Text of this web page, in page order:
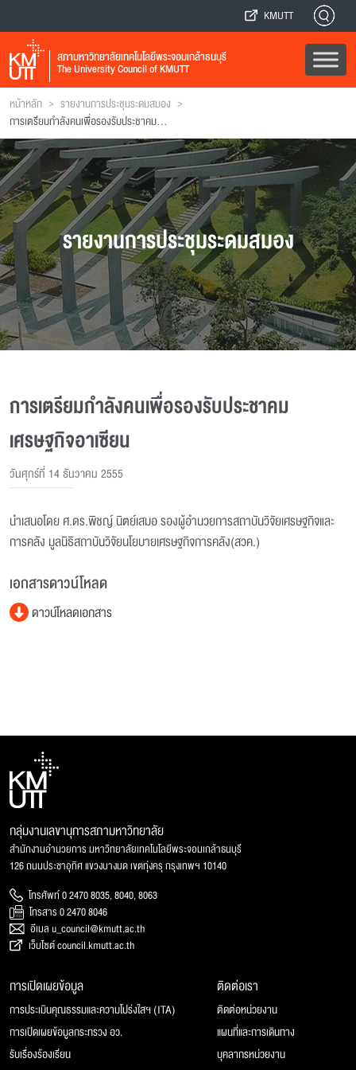
KMUTT
สภามหาวิทยาลัยเทคโนโลยีพระจอมเกล้าธนบุรี
The University Council of KMUTT
หน้าหลัก > รายงานการประชุมระดมสมอง >
การเตรียมกำลังคนเพื่อรองรับประชาคมเศรษฐกิจอาเซียน
รายงานการประชุมระดมสมอง
การเตรียมกำลังคนเพื่อรองรับประชาคม
เศรษฐกิจอาเซียน
วันศุกร์ที่ 14 ธันวาคม 2555
นำเสนอโดย ศ.ดร.พิชญ์ นิตย์เสมอ รองผู้อำนวยการสถาบันวิจัยเศรษฐกิจและ
การคลัง มูลนิธิสถาบันวิจัยนโยบายเศรษฐกิจการคลัง(สวค.)
เอกสารดาวน์โหลด
ดาวน์โหลดเอกสาร
กลุ่มงานเลขานุการสภามหาวิทยาลัย
สำนักงานอำนวยการ มหาวิทยาลัยเทคโนโลยีพระจอมเกล้าธนบุรี
126 ถนนประชาอุทิศ แขวงบางมด เขตทุ่งครุ กรุงเทพฯ 10140
โทรศัพท์ 0 2470 8035, 8040, 8063
โทรสาร 0 2470 8046
อีเมล u_council@kmutt.ac.th
เว็บไซต์ council.kmutt.ac.th
การเปิดเผยข้อมูล
การประเมินคุณธรรมและความโปร่งใสฯ (ITA)
การเปิดเผยข้อมูลกระทรวง อว.
รับเรื่องร้องเรียน
ติดต่อเรา
ติดต่อหน่วยงาน
แผนที่และการเดินทาง
บุคลากรหน่วยงาน